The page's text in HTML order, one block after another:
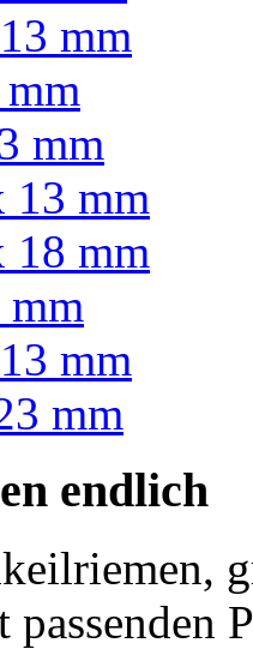
mm
mm
13 mm
18 mm
mm
mm
mm
endlich